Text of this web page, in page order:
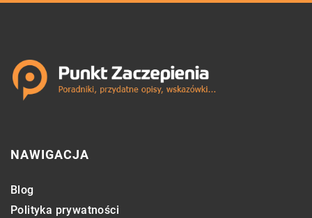
NAWIGACJA
Blog
Polityka prywatności